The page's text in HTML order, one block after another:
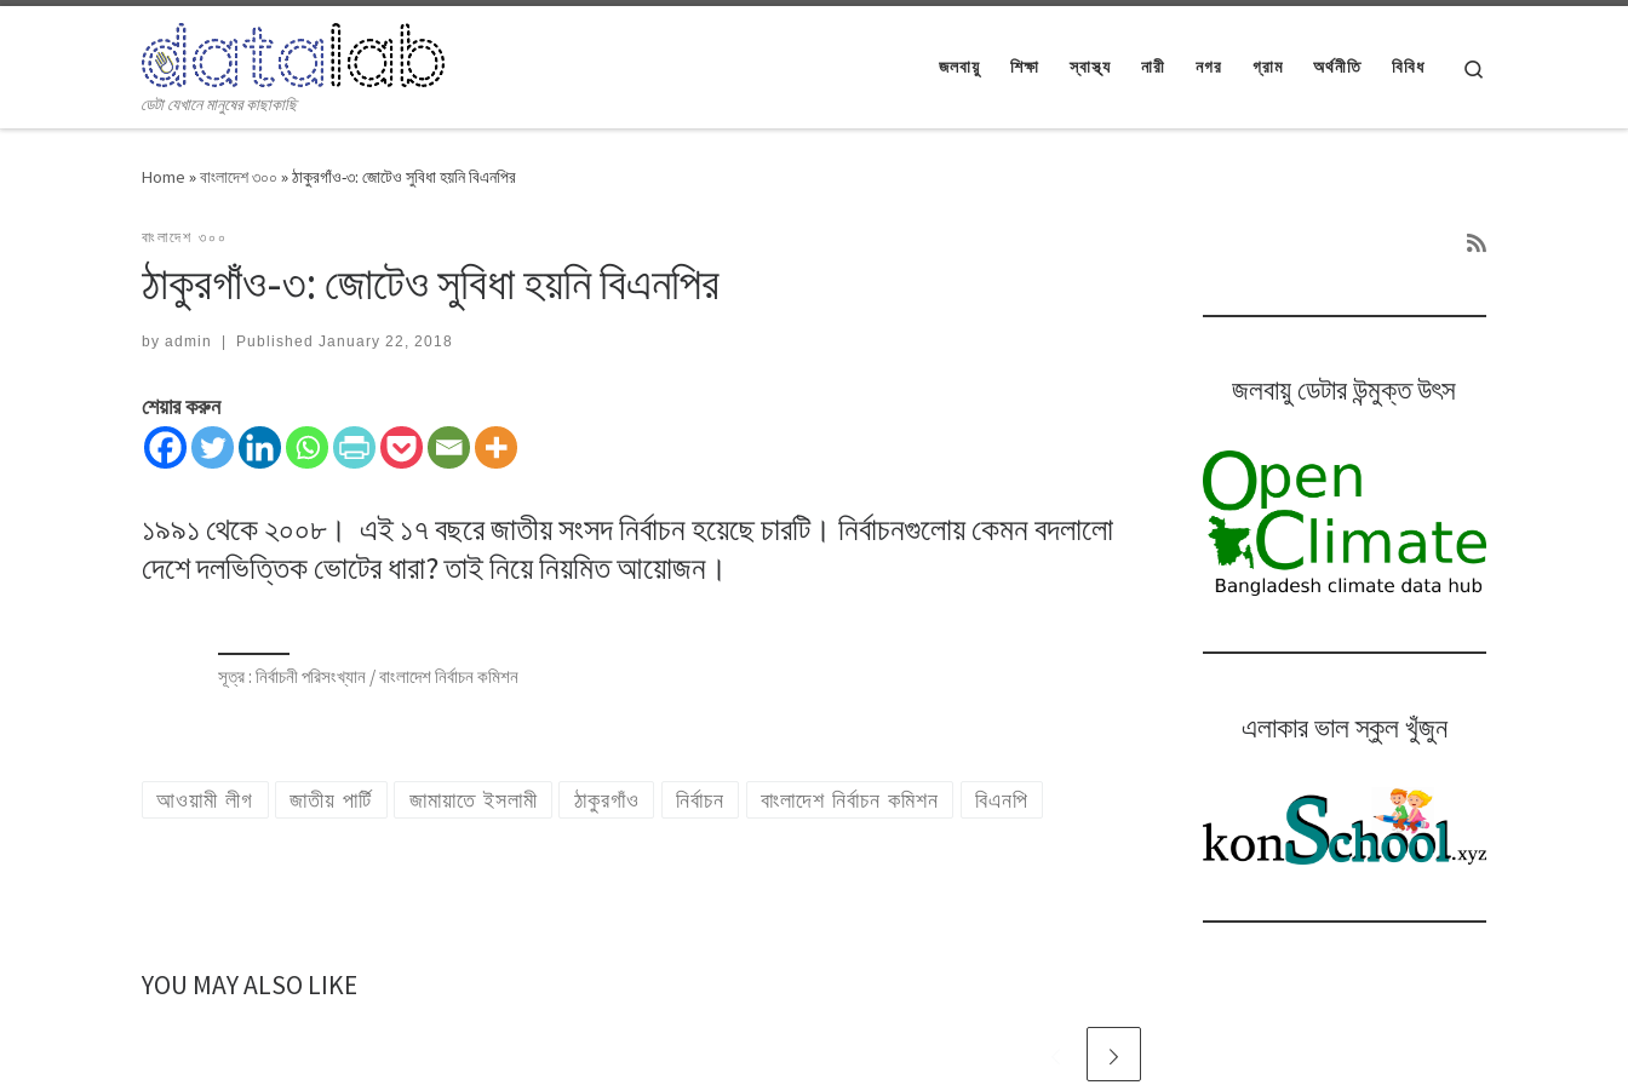
ডেটা যেখানে মানুষের কাছাকাছি
জলবায়ু শিক্ষা স্বাস্থ্য নারী নগর গ্রাম অর্থনীতি বিবিধ
Home »বাংলাদেশ ৩০০ »ঠাকুরগাঁও-৩: জোটেও সুবিধা হয়নি বিএনপির
বাংলাদেশ ৩০০
ঠাকুরগাঁও-৩: জোটেও সুবিধা হয়নি বিএনপির
by admin | Published January 22, 2018
শেয়ার করুন
১৯৯১ থেকে ২০০৮। এই ১৭ বছরে জাতীয় সংসদ নির্বাচন হয়েছে চারটি। নির্বাচনগুলোয় কেমন বদলালো
দেশে দলভিত্তিক ভোটের ধারা? তাই নিয়ে নিয়মিত আয়োজন।
সূত্র : নির্বাচনী পরিসংখ্যান / বাংলাদেশ নির্বাচন কমিশন
আওয়ামী লীগ জাতীয় পার্টি জামায়াতে ইসলামী ঠাকুরগাঁও নির্বাচন বাংলাদেশ নির্বাচন কমিশন বিএনপি
YOU MAY ALSO LIKE
জলবায়ু ডেটার উন্মুক্ত উৎস
এলাকার ভাল স্কুল খুঁজুন